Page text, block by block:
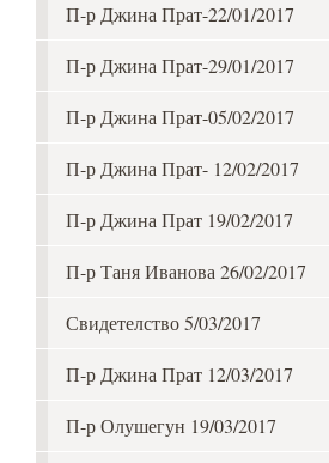
П-р Джина Прат-22/01/2017
П-р Джина Прат-29/01/2017
П-р Джина Прат-05/02/2017
П-р Джина Прат- 12/02/2017
П-р Джина Прат 19/02/2017
П-р Таня Иванова 26/02/2017
Свидетелство 5/03/2017
П-р Джина Прат 12/03/2017
П-р Олушегун 19/03/2017